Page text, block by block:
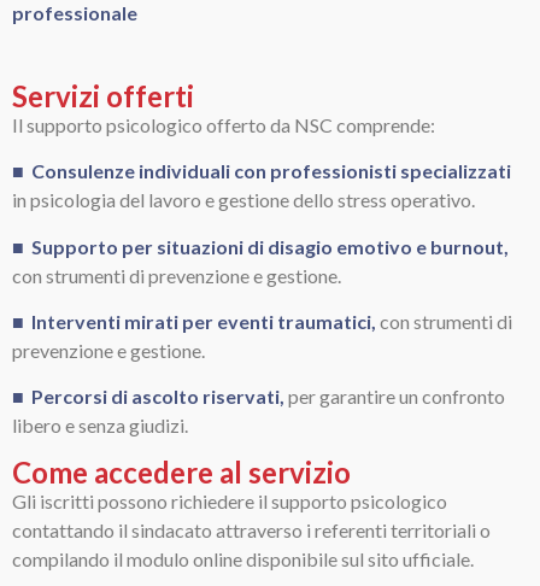
professionale
Servizi offerti
Il supporto psicologico offerto da NSC comprende:
■ Consulenze individuali con professionisti specializzati
in psicologia del lavoro e gestione dello stress operativo.
■ Supporto per situazioni di disagio emotivo e burnout,
con strumenti di prevenzione e gestione.
■ Interventi mirati per eventi traumatici, con strumenti di
prevenzione e gestione.
■ Percorsi di ascolto riservati, per garantire un confronto
libero e senza giudizi.
Come accedere al servizio
Gli iscritti possono richiedere il supporto psicologico
contattando il sindacato attraverso i referenti territoriali o
compilando il modulo online disponibile sul sito ufficiale.